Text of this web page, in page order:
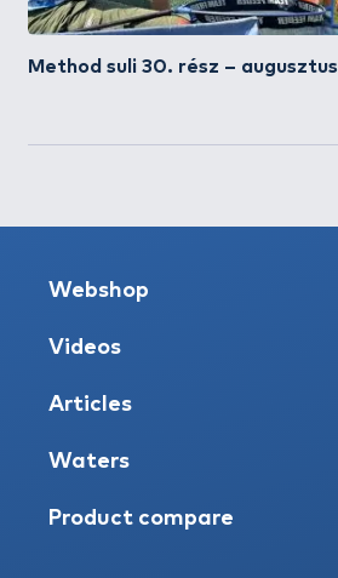
Method suli 30. rész – augusztus
Webshop
Videos
Articles
Waters
Product compare